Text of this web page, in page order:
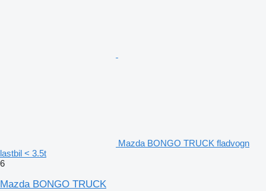
Mazda BONGO TRUCK fladvogn
lastbil < 3.5t
6
Mazda BONGO TRUCK